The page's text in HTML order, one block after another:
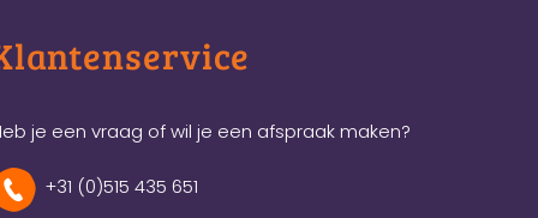
je een vraag of wil je een afspraak maken?
+31 (0)515 435 651